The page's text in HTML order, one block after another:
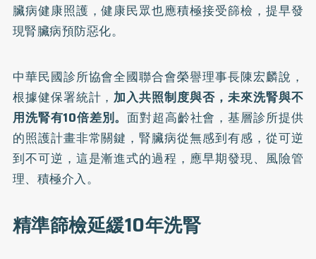
臟病健康照護，健康民眾也應積極接受篩檢，提早發
現腎臟病預防惡化。
中華民國診所協會全國聯合會榮譽理事長陳宏麟說，
根據健保署統計，加入共照制度與否，未來洗腎與不
用洗腎有10倍差別。面對超高齡社會，基層診所提供
的照護計畫非常關鍵，腎臟病從無感到有感，從可逆
到不可逆，這是漸進式的過程，應早期發現、風險管
理、積極介入。
精準篩檢延緩10年洗腎